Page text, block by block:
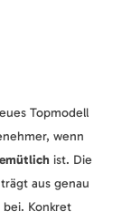
Topmodell
wenn
ist. Die
aus genau
Konkret